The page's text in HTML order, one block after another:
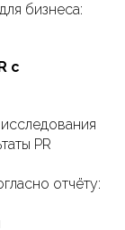
бизнеса:
с
PR
отчёту: